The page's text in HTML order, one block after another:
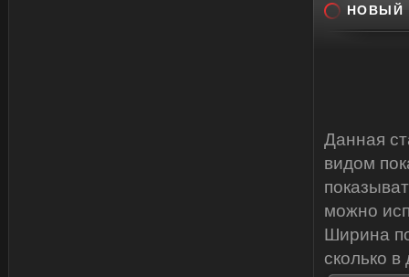
НОВЫЙ
Данная
видом
можно
Ширина
сколько